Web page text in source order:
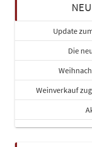
Update
Die
Weinverkauf